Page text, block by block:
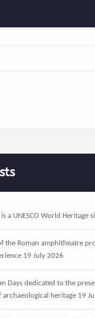
a UNESCO World Heritage
the Roman amphitheatre
19 July 2026
Days dedicated to the
heritage 19